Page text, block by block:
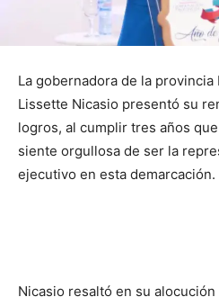
La gobernadora de la provincia
Lissette Nicasio presentó su
logros, al cumplir tres años
siente orgullosa de ser la
ejecutivo en esta demarcación.
Nicasio resaltó en su